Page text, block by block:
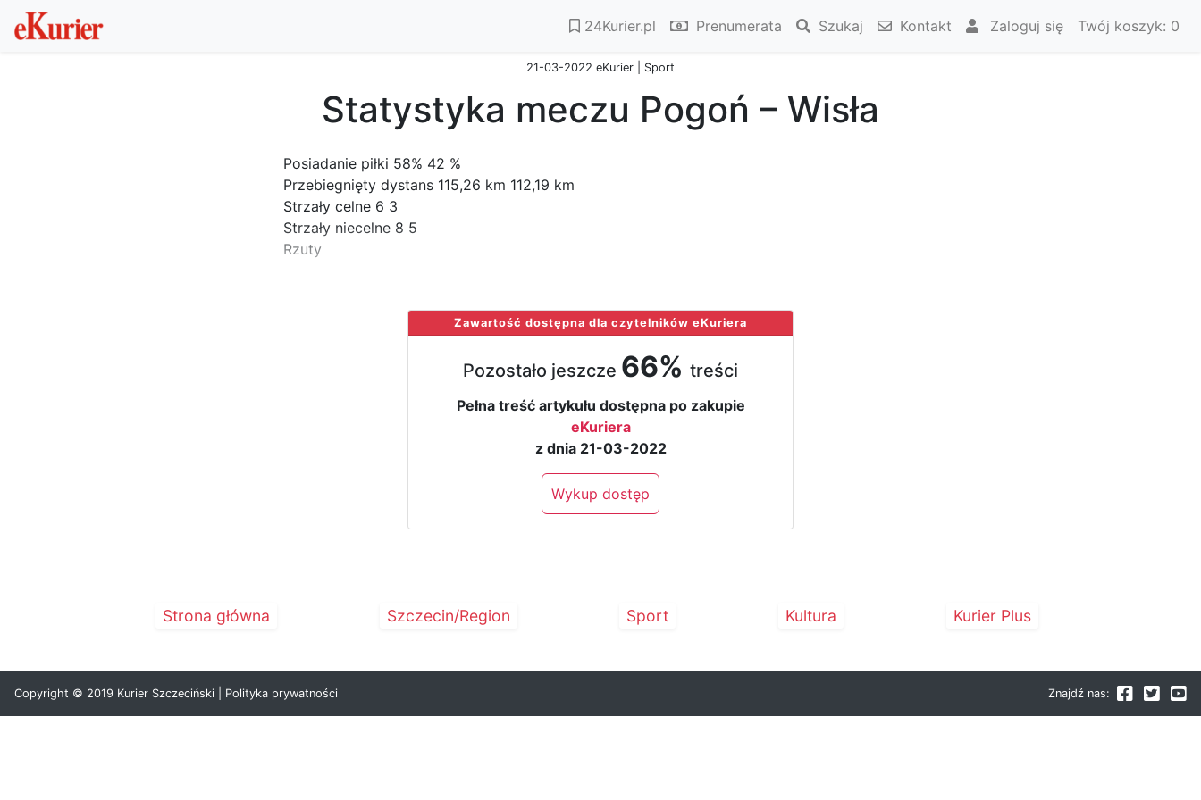
24Kurier.pl Prenumerata Szukaj Kontakt Zaloguj się Twój koszyk: 0
21-03-2022 eKurier | Sport
Statystyka meczu Pogoń – Wisła
Posiadanie piłki 58% 42 %
Przebiegnięty dystans 115,26 km 112,19 km
Strzały celne 6 3
Strzały niecelne 8 5
Rzuty
Zawartość dostępna dla czytelników eKuriera
Pozostało jeszcze 66% treści
Pełna treść artykułu dostępna po zakupie
eKuriera
z dnia 21-03-2022
Wykup dostęp
Strona główna Szczecin/Region Sport Kultura Kurier Plus
Copyright © 2019 Kurier Szczeciński | Polityka prywatności Znajdź nas: